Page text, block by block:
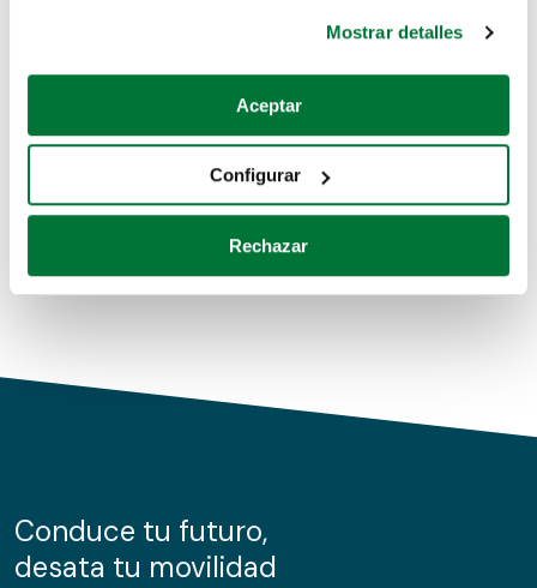
Si lo permite, también quisiéramos:
Recopilar información sobre su ubicación geográfica
Identificar su dispositivo analizándolo activamente
para buscar características específicas (huellas
Obtenga más información sobre cómo se procesan sus
de cookies.
información sobre el uso que haga del sitio web con
nuestros partners de redes sociales, publicidad y análisis
Mostrar detalles
Aceptar
Configurar
Rechazar
Coches de segunda mano
Coches de km0
Conduce tu futuro,
desata tu movilidad